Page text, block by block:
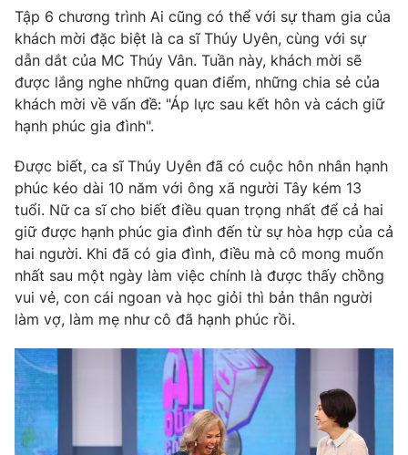
Câu chuyện quốc tế
Thị trường
Góc doanh nghiệp
Dữ liệu và đời sống
Truyền hình
Phim VTV
Hậu trường
Nhân vật
Khán giả
Giải sao mai
Giải trí
Âm nhạc
Sao
Đời sống
Du lịch
Làm đẹp
Chất lượng cuộc sống
Giáo dục
Tuyển sinh
Học trực tuyến
Công nghệ
Hitech Công nghệ tương lai
Sản phẩm
Thị trường
Tư vấn
Giao lưu trực tuyến
Lịch phát sóng
Chuyên mục khác
Tập 6 chương trình Ai cũng có thể với sự tham gia của
khách mời đặc biệt là ca sĩ Thúy Uyên, cùng với sự
dẫn dắt của MC Thúy Vân. Tuần này, khách mời sẽ
được lắng nghe những quan điểm, những chia sẻ của
khách mời về vấn đề: "Áp lực sau kết hôn và cách giữ
hạnh phúc gia đình".
Được biết, ca sĩ Thúy Uyên đã có cuộc hôn nhân hạnh
phúc kéo dài 10 năm với ông xã người Tây kém 13
tuổi. Nữ ca sĩ cho biết điều quan trọng nhất để cả hai
giữ được hạnh phúc gia đình đến từ sự hòa hợp của cả
hai người. Khi đã có gia đình, điều mà cô mong muốn
nhất sau một ngày làm việc chính là được thấy chồng
vui vẻ, con cái ngoan và học giỏi thì bản thân người
làm vợ, làm mẹ như cô đã hạnh phúc rồi.